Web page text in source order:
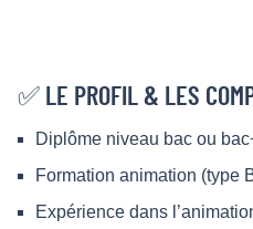
✅ LE PROFIL & LES
Diplôme niveau bac ou
Formation animation (type
Expérience dans